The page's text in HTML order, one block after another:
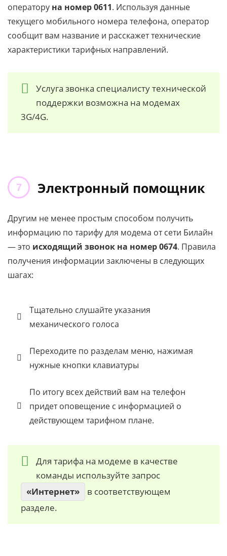
оператору на номер 0611. Используя данные
текущего мобильного номера телефона, оператор
сообщит вам название и расскажет технические
характеристики тарифных направлений.
Услуга звонка специалисту технической
поддержки возможна на модемах
3G/4G.
Электронный помощник
Другим не менее простым способом получить
информацию по тарифу для модема от сети Билайн
— это исходящий звонок на номер 0674. Правила
получения информации заключены в следующих
шагах:
Тщательно слушайте указания
механического голоса
Переходите по разделам меню, нажимая
нужные кнопки клавиатуры
По итогу всех действий вам на телефон
придет оповещение с информацией о
действующем тарифном плане.
Для тарифа на модеме в качестве
команды используйте запрос
«Интернет»
в соответствующем
разделе.